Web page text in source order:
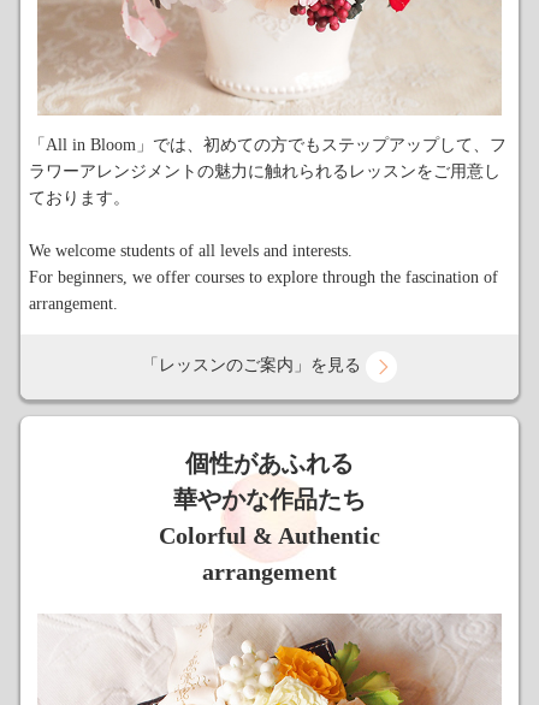
「All in Bloom」では、初めての方でもステップアップして、フ
ラワーアレンジメントの魅力に触れられるレッスンをご用意し
ております。
We welcome students of all levels and interests.
For beginners, we offer courses to explore through the fascination of
arrangement.
「レッスンのご案内」を見る
個性があふれる
華やかな作品たち
Colorful & Authentic
arrangement